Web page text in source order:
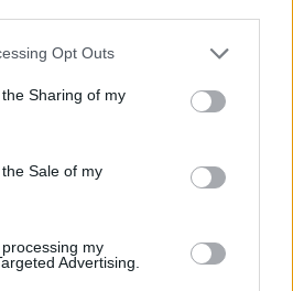
Opt Outs
Sharing of my
Sale of my
my
Advertising.
hírarchívumához
cikkarchívum
2 év napon belüli